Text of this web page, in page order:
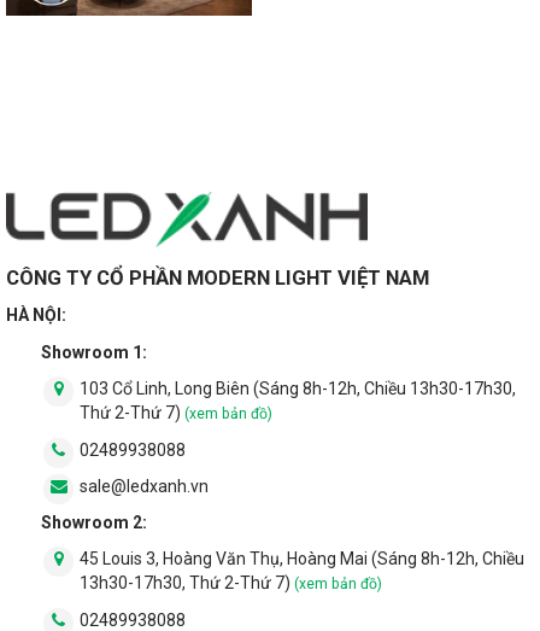
CÔNG TY CỔ PHẦN MODERN LIGHT VIỆT NAM
HÀ NỘI:
Showroom 1:
103 Cổ Linh, Long Biên (Sáng 8h-12h, Chiều 13h30-17h30,
Thứ 2-Thứ 7) (xem bản đồ)
02489938088
sale@ledxanh.vn
Showroom 2:
45 Louis 3, Hoàng Văn Thụ, Hoàng Mai (Sáng 8h-12h, Chiều
13h30-17h30, Thứ 2-Thứ 7) (xem bản đồ)
02489938088